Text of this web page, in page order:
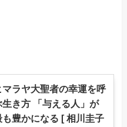
マラヤ大聖者の幸運を呼
生き方 「与える人」が
も豊かになる [ 相川圭子